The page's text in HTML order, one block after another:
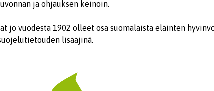
ja ohjauksen keinoin.
jo vuodesta 1902 olleet osa suomalaista eläinten
lisääjinä.